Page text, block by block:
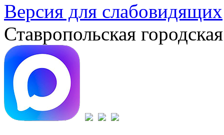
Версия для слабовидящих
Ставропольская